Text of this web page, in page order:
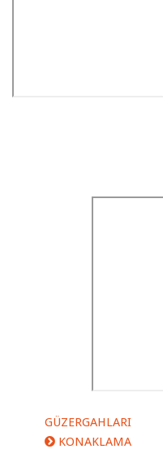
GÜZERGAHLARI
KONAKLAMA